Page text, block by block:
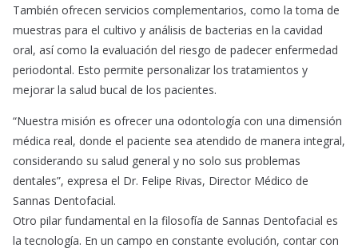
También ofrecen servicios complementarios, como la toma de
muestras para el cultivo y análisis de bacterias en la cavidad
oral, así como la evaluación del riesgo de padecer enfermedad
periodontal. Esto permite personalizar los tratamientos y
mejorar la salud bucal de los pacientes.
“Nuestra misión es ofrecer una odontología con una dimensión
médica real, donde el paciente sea atendido de manera integral,
considerando su salud general y no solo sus problemas
dentales”, expresa el Dr. Felipe Rivas, Director Médico de
Sannas Dentofacial.
Otro pilar fundamental en la filosofía de Sannas Dentofacial es
la tecnología. En un campo en constante evolución, contar con